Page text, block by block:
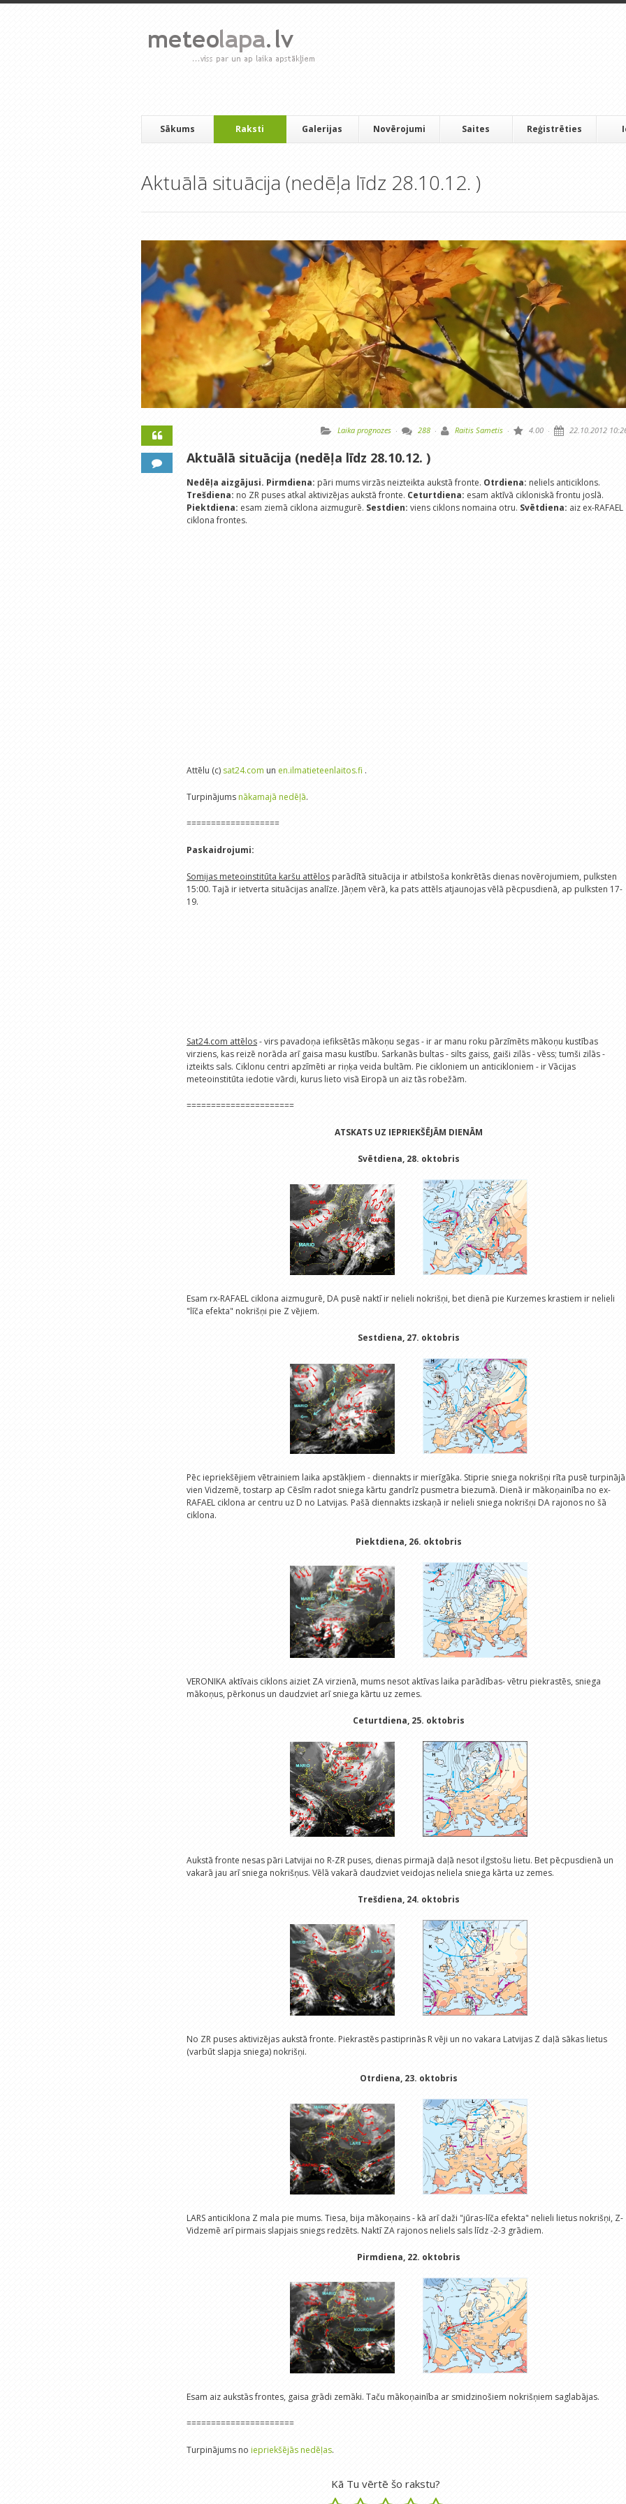
Sākums Raksti Galerijas Novērojumi Saites Reģistrēties
Aktuālā situācija (nedēļa līdz 28.10.12. )
Laika prognozes · 288 · Raitis Sametis · 4.00 · 22.10.2012
Aktuālā situācija (nedēļa līdz 28.10.12. )
Nedēļa aizgājusi. Pirmdiena: pāri mums virzās neizteikta aukstā fronte. Otrdiena: neliels anticiklons.
Trešdiena: no ZR puses atkal aktivizējas aukstā fronte. Ceturtdiena: esam aktīvā cikloniskā frontu joslā.
Piektdiena: esam ziemā ciklona aizmugurē. Sestdien: viens ciklons nomaina otru. Svētdiena: aiz ex-RAFAEL
ciklona frontes.
Attēlu (c) sat24.com un en.ilmatieteenlaitos.fi .
Turpinājumsnākamajā nedēļā.
===================
Paskaidrojumi:
Somijas meteoinstitūta karšu attēlosparādītā situācija ir atbilstoša konkrētās dienas novērojumiem, pulksten
15:00. Tajā ir ietverta situācijas analīze. Jāņem vērā, ka pats attēls atjaunojas vēlā pēcpusdienā, ap pulksten 17-
19.
Sat24.com attēlos- virs pavadoņa iefiksētās mākoņu segas - ir ar manu roku pārzīmēts mākoņu kustības
virziens, kas reizē norāda arī gaisa masu kustību. Sarkanās bultas - silts gaiss, gaiši zilās - vēss; tumši zilās -
izteikts sals. Ciklonu centri apzīmēti ar riņķa veida bultām. Pie cikloniem un anticikloniem - ir Vācijas
meteoinstitūta iedotie vārdi, kurus lieto visā Eiropā un aiz tās robežām.
======================
ATSKATS UZ IEPRIEKŠĒJĀM DIENĀM
Svētdiena, 28. oktobris
Esam rx-RAFAEL ciklona aizmugurē, DA pusē naktī ir nelieli nokrišņi, bet dienā pie Kurzemes krastiem ir nelieli
"līča efekta" nokrišņi pie Z vējiem.
Sestdiena, 27. oktobris
Pēc iepriekšējiem vētrainiem laika apstākļiem - diennakts ir mierīgāka. Stiprie sniega nokrišņi rīta pusē
vien Vidzemē, tostarp ap Cēsīm radot sniega kārtu gandrīz pusmetra biezumā. Dienā ir mākoņainība no ex-
RAFAEL ciklona ar centru uz D no Latvijas. Pašā diennakts izskaņā ir nelieli sniega nokrišņi DA rajonos no šā
ciklona.
Piektdiena, 26. oktobris
VERONIKA aktīvais ciklons aiziet ZA virzienā, mums nesot aktīvas laika parādības- vētru piekrastēs, sniega
mākoņus, pērkonus un daudzviet arī sniega kārtu uz zemes.
Ceturtdiena, 25. oktobris
Aukstā fronte nesas pāri Latvijai no R-ZR puses, dienas pirmajā daļā nesot ilgstošu lietu. Bet pēcpusdienā un
vakarā jau arī sniega nokrišņus. Vēlā vakarā daudzviet veidojas neliela sniega kārta uz zemes.
Trešdiena, 24. oktobris
No ZR puses aktivizējas aukstā fronte. Piekrastēs pastiprinās R vēji un no vakara Latvijas Z daļā sākas lietus
(varbūt slapja sniega) nokrišņi.
Otrdiena, 23. oktobris
LARS anticiklona Z mala pie mums. Tiesa, bija mākoņains - kā arī daži "jūras-līča efekta" nelieli lietus nokrišņi, Z-
Vidzemē arī pirmais slapjais sniegs redzēts. Naktī ZA rajonos neliels sals līdz -2-3 grādiem.
Pirmdiena, 22. oktobris
Esam aiz aukstās frontes, gaisa grādi zemāki. Taču mākoņainība ar smidzinošiem nokrišņiem saglabājas.
======================
Turpinājums no iepriekšējās nedēļas.
Kā Tu vērtē šo rakstu?